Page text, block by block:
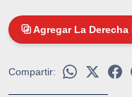
Agregar La Derecha
Compartir: